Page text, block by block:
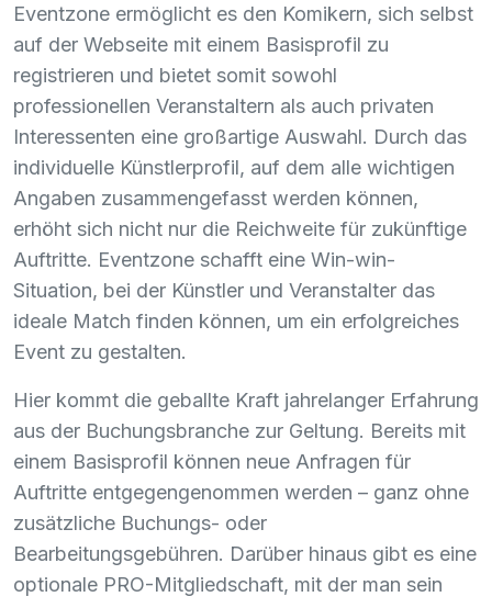
Eventzone ermöglicht es den Komikern, sich selbst
auf der Webseite mit einem Basisprofil zu
registrieren und bietet somit sowohl
professionellen Veranstaltern als auch privaten
Interessenten eine großartige Auswahl. Durch das
individuelle Künstlerprofil, auf dem alle wichtigen
Angaben zusammengefasst werden können,
erhöht sich nicht nur die Reichweite für zukünftige
Auftritte. Eventzone schafft eine Win-win-
Situation, bei der Künstler und Veranstalter das
ideale Match finden können, um ein erfolgreiches
Event zu gestalten.
Hier kommt die geballte Kraft jahrelanger Erfahrung
aus der Buchungsbranche zur Geltung. Bereits mit
einem Basisprofil können neue Anfragen für
Auftritte entgegengenommen werden – ganz ohne
zusätzliche Buchungs- oder
Bearbeitungsgebühren. Darüber hinaus gibt es eine
optionale PRO-Mitgliedschaft, mit der man sein